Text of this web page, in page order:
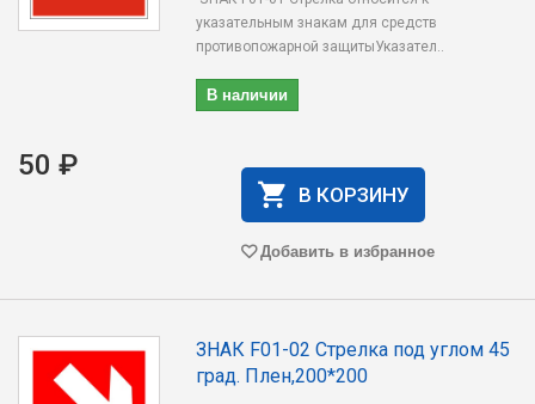
указательным знакам для средств
противопожарной защитыУказател..
В наличии
50 ₽
В КОРЗИНУ
Добавить в избранное
ЗНАК F01-02 Cтрелка под углом 45
град. Плен,200*200